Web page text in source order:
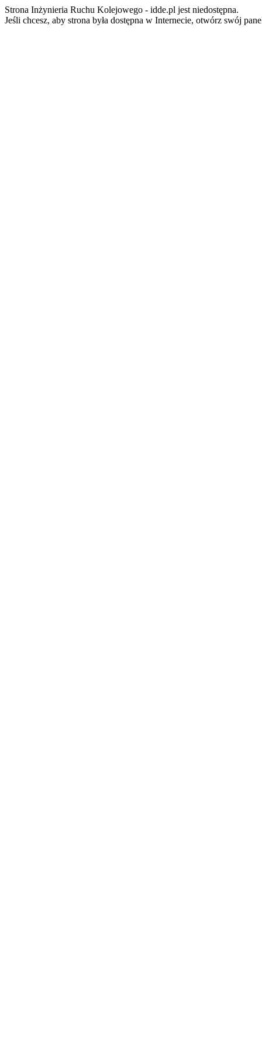
Strona Inżynieria Ruchu Kolejowego - idde.pl jest niedostępna.
Jeśli chcesz, aby strona była dostępna w Internecie, otwórz swój